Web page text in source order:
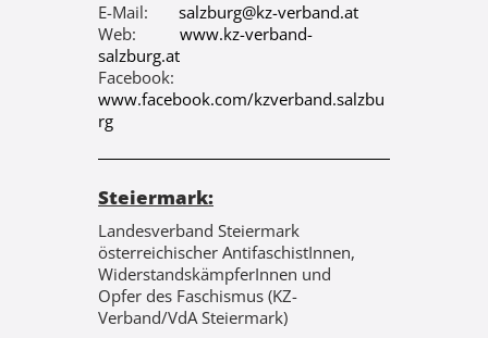
E-Mail: salzburg@kz-verband.at
Web: www.kz-verband-
salzburg.at
Facebook:
www.facebook.com/kzverband.salzbu
rg
Steiermark:
Landesverband Steiermark
österreichischer AntifaschistInnen,
WiderstandskämpferInnen und
Opfer des Faschismus (KZ-
Verband/VdA Steiermark)